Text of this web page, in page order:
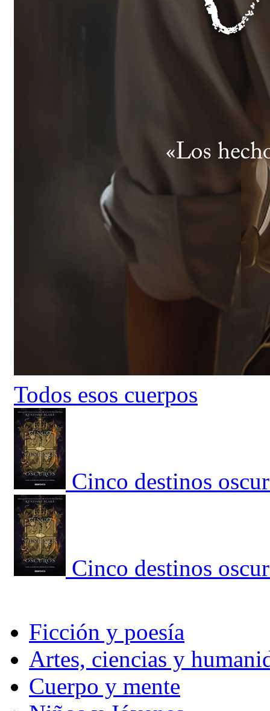
Todos esos cuerpos
Cinco destinos
Cinco destinos
Ficción y poesía
Artes, ciencias y
Cuerpo y mente